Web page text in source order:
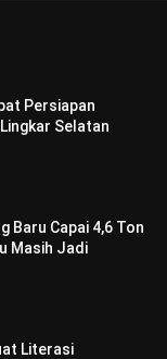
Persiapan
Selatan
Baru Capai 4,6 Ton
Masih Jadi
Literasi